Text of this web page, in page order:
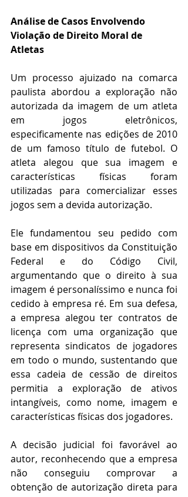
Análise de Casos Envolvendo
Violação de Direito Moral de
Atletas
Um processo ajuizado na comarca
paulista abordou a exploração não
autorizada da imagem de um atleta
em jogos eletrônicos,
especificamente nas edições de 2010
de um famoso título de futebol. O
atleta alegou que sua imagem e
características físicas foram
utilizadas para comercializar esses
jogos sem a devida autorização.
Ele fundamentou seu pedido com
base em dispositivos da Constituição
Federal e do Código Civil,
argumentando que o direito à sua
imagem é personalíssimo e nunca foi
cedido à empresa ré. Em sua defesa,
a empresa alegou ter contratos de
licença com uma organização que
representa sindicatos de jogadores
em todo o mundo, sustentando que
essa cadeia de cessão de direitos
permitia a exploração de ativos
intangíveis, como nome, imagem e
características físicas dos jogadores.
A decisão judicial foi favorável ao
autor, reconhecendo que a empresa
não conseguiu comprovar a
obtenção de autorização direta para